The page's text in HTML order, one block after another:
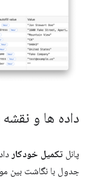
داده ها و نقشه
پانل تکمیل خودکار
جدول با نگاشت بین